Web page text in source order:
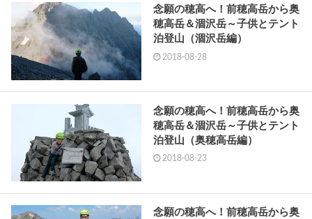
念願の穂高へ！前穂高岳から奥
穂高岳＆涸沢岳～子供とテント
泊登山（涸沢岳編）
2018-08-28
念願の穂高へ！前穂高岳から奥
穂高岳＆涸沢岳～子供とテント
泊登山（奥穂高岳編）
2018-08-23
念願の穂高へ！前穂高岳から奥